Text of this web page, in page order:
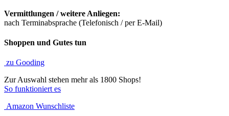
Vermittlungen / weitere Anliegen:
nach Terminabsprache (Telefonisch / per E-Mail)
Shoppen und Gutes tun
zu Gooding
Zur Auswahl stehen mehr als 1800 Shops!
So funktioniert es
Amazon Wunschliste